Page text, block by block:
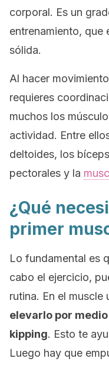
corporal. Es un
entrenamiento, que
sólida.
Al hacer
requieres
muchos los
actividad. Entre
deltoides, los
pectorales y la
¿Qué
primer
Lo fundamental es
cabo el ejercicio,
rutina. En el muscle
elevarlo por
kipping. Esto te
Luego hay que